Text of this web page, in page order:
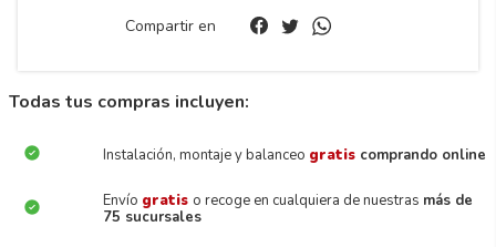
Compartir en
Todas tus compras incluyen:
Instalación, montaje y balanceo gratis comprando online
Envío gratis o recoge en cualquiera de nuestras más de
75 sucursales